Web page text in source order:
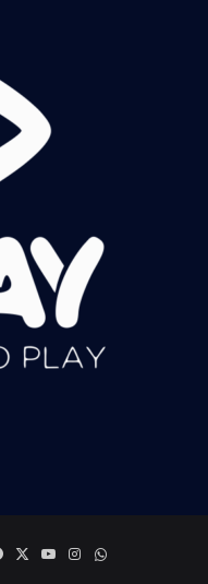
Facebook
X YouTubeInstagram
whatsapp